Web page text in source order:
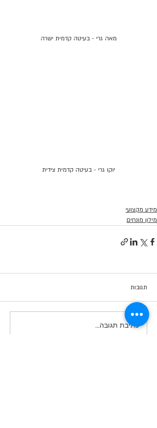
מאה גרי - בעיטה קדמית ישרה
יוקו גרי - בעיטה קדמית צידית
מידע מקצועי
מילון מונחים
תגובות
כתיבת תגובה...